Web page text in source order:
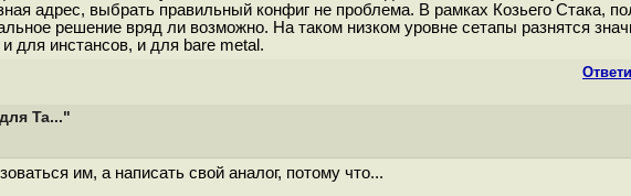
адрес, выбрать правильный конфиг не проблема. В рамках Козьего Стака,
решение вряд ли возможно. На таком низком уровне сетапы разнятся
для инстансов, и для bare metal.
Ta..."
им, а написать свой аналог, потому что...